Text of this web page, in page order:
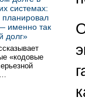
системах:
планировал
именно так
долг»
«кодовые
…